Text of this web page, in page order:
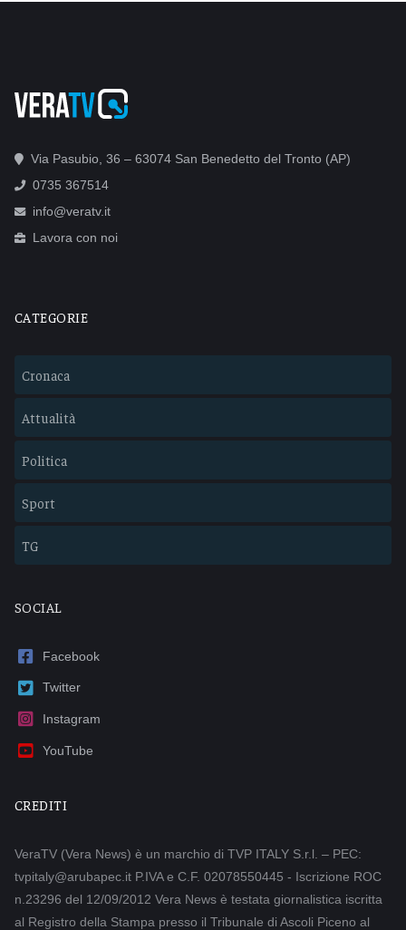
Via Pasubio, 36 – 63074 San Benedetto del Tronto (AP)
0735 367514
info@veratv.it
Lavora con noi
CATEGORIE
Cronaca
Attualità
Politica
Sport
TG
SOCIAL
Facebook
Twitter
Instagram
YouTube
CREDITI
VeraTV (Vera News) è un marchio di TVP ITALY S.r.l. – PEC:
tvpitaly@arubapec.it P.IVA e C.F. 02078550445 - Iscrizione ROC
n.23296 del 12/09/2012 Vera News è testata giornalistica iscritta
al Registro della Stampa presso il Tribunale di Ascoli Piceno al